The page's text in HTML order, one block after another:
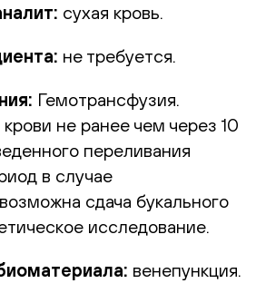
сухая кровь.
не требуется.
Гемотрансфузия.
не ранее чем через 10
переливания
в случае
сдача букального
исследование.
венепункция.